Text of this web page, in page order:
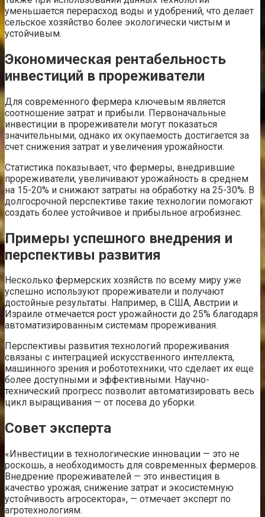
уменьшается перерасход воды и удобрений, что делает
сельское хозяйство более экологически чистым и
устойчивым.
Экономическая рентабельность
инвестиций в прореживатели
Для современного фермера ключевым является
соотношение затрат и прибыли. Первоначальные
инвестиции в прореживатели могут показаться
значительными, однако их окупаемость достигается за
счет снижения затрат и увеличения урожайности.
Статистика показывает, что фермеры, внедрившие
прореживатели, увеличивают урожайность в среднем
на 15-20% и снижают затраты на обработку на 25-30%. В
долгосрочной перспективе такие технологии помогают
создать более устойчивое и прибыльное агробизнес.
Примеры успешного внедрения и
перспективы развития
Несколько фермерских хозяйств по всему миру уже
успешно используют прореживатели и получают
достойные результаты. Например, в США, Австрии и
Израиле отмечается рост урожайности до 25% благодаря
автоматизированным системам прореживания.
Перспективы развития технологий прореживания
связаны с интеграцией искусственного интеллекта,
машинного зрения и робототехники, что сделает их еще
более доступными и эффективными. Научно-
технический прогресс позволит автоматизировать весь
цикл выращивания — от посева до уборки.
Совет эксперта
«Инвестиции в технологические инновации — это не
роскошь, а необходимость для современных фермеров.
Внедрение прореживателей — это инвестиция в
качество урожая, снижение затрат и экосистемную
устойчивость агросектора», — отмечает эксперт по
агротехнологиям.